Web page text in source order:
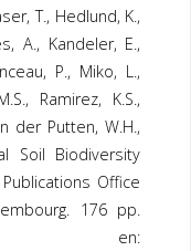
T., Hedlund, K.,
A., Kandeler, E.,
P., Miko, L.,
Ramirez, K.S.,
der Putten, W.H.,
Soil Biodiversity
Office
176 pp.
en: